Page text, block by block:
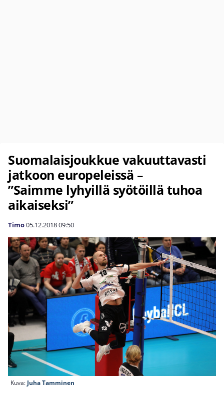
Suomalaisjoukkue vakuuttavasti
jatkoon europeleissä –
”Saimme lyhyillä syötöillä tuhoa
aikaiseksi”
Timo05.12.201809:50
Kuva: Juha Tamminen